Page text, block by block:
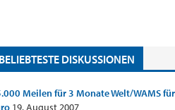
BELIEBTESTE DISKUSSIONEN
Meilen für 3 Monate Welt/WAMS
19. August 2007